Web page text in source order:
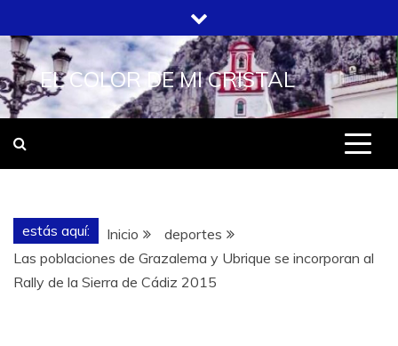
al
contenido
EL COLOR DE MI CRISTAL
estás aquí: Inicio
deportes
Las poblaciones de Grazalema y Ubrique se incorporan al
Rally de la Sierra de Cádiz 2015